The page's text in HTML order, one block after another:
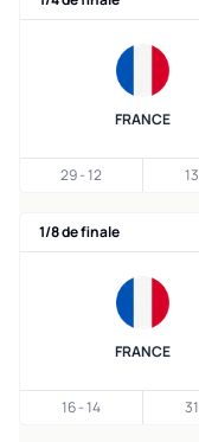
FRANCE
29-12 13
1/8 de finale
FRANCE
16-14 31